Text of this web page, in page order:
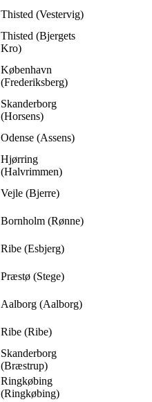
Thisted (Vestervig)
Thisted (Bjergets
Kro)
København
(Frederiksberg)
Skanderborg
(Horsens)
Odense (Assens)
Hjørring
(Halvrimmen)
Vejle (Bjerre)
Bornholm (Rønne)
Ribe (Esbjerg)
Præstø (Stege)
Aalborg (Aalborg)
Ribe (Ribe)
Skanderborg
(Bræstrup)
Ringkøbing
(Ringkøbing)